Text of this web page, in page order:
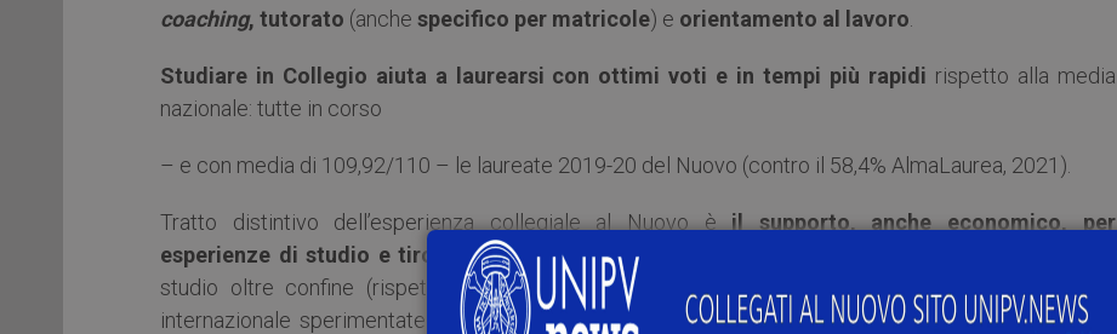
coaching, tutorato (anche specifico per matricole) e orientamento al lavoro
Studiare in Collegio aiuta a laurearsi con ottimi voti e in tempi più rapidi rispetto alla media
nazionale: tutte in corso
– e con media di 109,92/110 – le laureate 2019-20 del Nuovo (contro il 58,4% AlmaLaurea, 2021).
Tratto distintivo dell’esperienza collegiale al Nuovo è il supporto, anche economico, per
esperienze di studio e tirocinio all’estero: il 77% delle laureate del 2019-20 ha svolto periodi di
studio oltre confine (rispetto all’11,3 del dato nazionale). Nonostante le restrizioni alla mobilità
internazionale sperimentate da molte Università in tutto il mondo, il Collegio continua a mantenere